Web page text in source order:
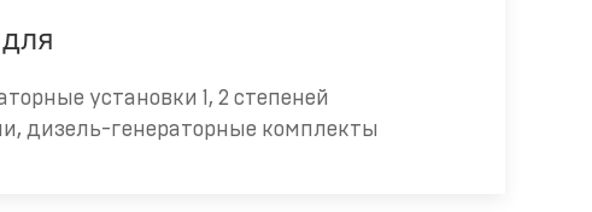
установки 1, 2 степеней
дизель-генераторные комплекты